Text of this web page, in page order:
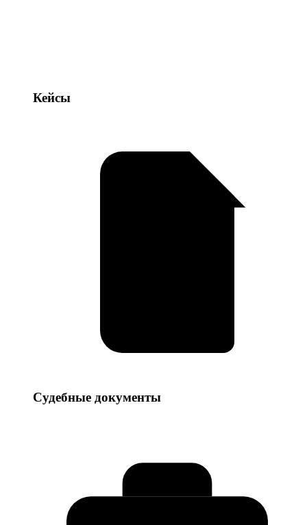
Кейсы
Кейсы
Судебные
Судебные документы